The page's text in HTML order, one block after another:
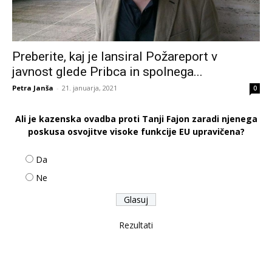
Preberite, kaj je lansiral Požareport v
javnost glede Pribca in spolnega...
Petra Janša - 21. januarja, 2021 0
Ali je kazenska ovadba proti Tanji Fajon zaradi njenega
poskusa osvojitve visoke funkcije EU upravičena?
Da
Ne
Rezultati